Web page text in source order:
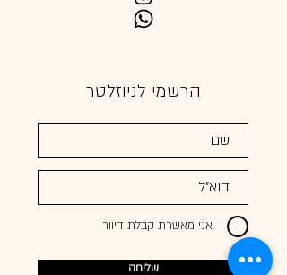
הרשמי לניוזלטר
אני מאשרת קבלת דיוור
שליחה